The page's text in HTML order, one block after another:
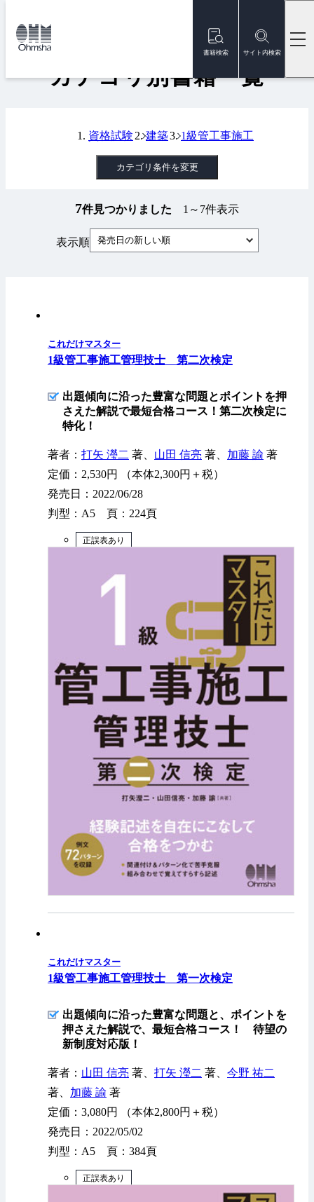
書籍検索 サイト内検索
トップ
カテゴリ別書籍一覧
資格試験 建築 1級管工事施工
カテゴリ条件を変更
7件見つかりました 1～7件表示
表示順 発売日の新しい順
これだけマスター
1級管工事施工管理技士 第二次検定
出題傾向に沿った豊富な問題とポイントを押
さえた解説で最短合格コース！第二次検定に
特化！
著者： 打矢 瀅二 著、 山田 信亮 著、 加藤 諭 著
定価：2,530円 （本体2,300円＋税）
発売日：2022/06/28
判型：A5 頁：224頁
正誤表あり
これだけマスター
1級管工事施工管理技士 第一次検定
出題傾向に沿った豊富な問題と、ポイントを
押さえた解説で、最短合格コース！ 待望の
新制度対応版！
著者： 山田 信亮 著、 打矢 瀅二 著、 今野 祐二
著、 加藤 諭 著
定価：3,080円 （本体2,800円＋税）
発売日：2022/05/02
判型：A5 頁：384頁
正誤表あり